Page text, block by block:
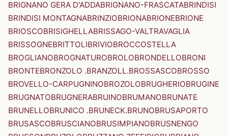
BRIGNANO GERA D'ADDABRIGNANO-FRASCATABRINDISI
BRINDISI MONTAGNABRINZIOBRIONABRIONEBRIONE
BRIOSCOBRISIGHELLABRISSAGO-VALTRAVAGLIA
BRISSOGNEBRITTOLIBRIVIOBROCCOSTELLA
BROGLIANOBROGNATUROBROLOBRONDELLOBRONI
BRONTEBRONZOLO .BRANZOLL.BROSSASCOBROSSO
BROVELLO-CARPUGNINOBROZOLOBRUGHERIOBRUGINE
BRUGNATOBRUGNERABRUINOBRUMANOBRUNATE
BRUNELLOBRUNICO .BRUNECK.BRUNOBRUSAPORTO
BRUSASCOBRUSCIANOBRUSIMPIANOBRUSNENGO